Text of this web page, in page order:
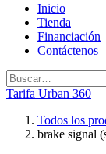
Inicio
Tienda
Financiación
Contáctenos
Tarifa Urban 360
Todos los
brake signal